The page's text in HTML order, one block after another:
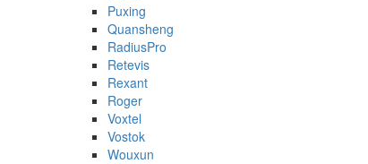
Puxing
Quansheng
RadiusPro
Retevis
Rexant
Roger
Voxtel
Vostok
Wouxun